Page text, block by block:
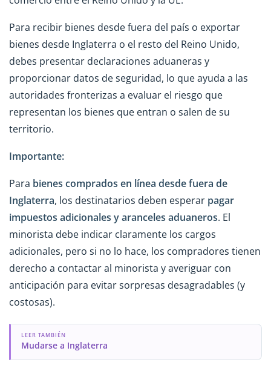
Para recibir bienes desde fuera del país o exportar
bienes desde Inglaterra o el resto del Reino Unido,
debes presentar declaraciones aduaneras y
proporcionar datos de seguridad, lo que ayuda a las
autoridades fronterizas a evaluar el riesgo que
representan los bienes que entran o salen de su
territorio.
Importante:
Para bienes comprados en línea desde fuera de
Inglaterra, los destinatarios deben esperar pagar
impuestos adicionales y aranceles aduaneros. El
minorista debe indicar claramente los cargos
adicionales, pero si no lo hace, los compradores tienen
derecho a contactar al minorista y averiguar con
anticipación para evitar sorpresas desagradables (y
costosas).
LEER TAMBIÉN
Mudarse a Inglaterra